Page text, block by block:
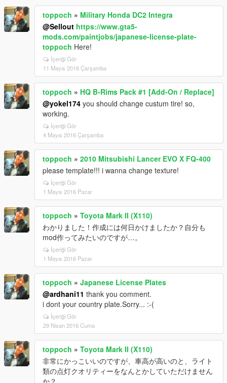
toppoch » Military Honda DC2 Integra
@Sellout https://www.gta5-
mods.com/paintjobs/japanese-license-plate-
toppoch Here!
İçeriği Gör
11 Mayıs 2016 Çarşamba
toppoch » HQ B-Rims Pack #1 [Add-On / Replace]
@yokel174 you should change custum tire! so,
working.
İçeriği Gör
4 Mayıs 2016 Çarşamba
toppoch » 2010 Mitsubishi Lancer EVO X FQ-400
please template!!! i wanna change texture!
İçeriği Gör
1 Mayıs 2016 Pazar
toppoch » Toyota Mark II (X110)
わかりました！作成には何日かけましたか？自分も
mod作ってみたいのですが…。
İçeriği Gör
1 Mayıs 2016 Pazar
toppoch » Japanese License Plates
@ardhani11 thank you comment.
i dont your country plate.Sorry... :-(
İçeriği Gör
29 Nisan 2016 Cuma
toppoch » Toyota Mark II (X110)
非常にかっこいいのですが、車高が高いのと、ライト
類の点灯クオリティーをなんとかしていただけません
か？